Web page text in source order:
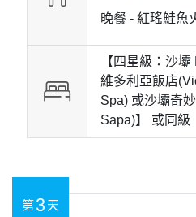
晚餐 - 紅瑤鮭魚
【四星級：沙
維多利亞飯店
Spa) 或沙壩奇
Sapa)】 或同級
第3 天